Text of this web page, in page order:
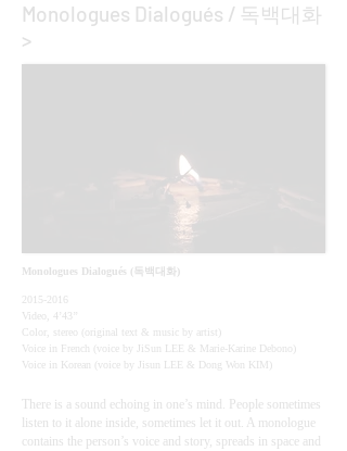
Monologues Dialogués / 독백대화
>
Monologues Dialogués (독백대화)
2015-2016
Video, 4’43’’
Color, stereo (original text & music by artist)
Voice in French (voice by JiSun LEE & Marie-Karine Debono)
Voice in Korean (voice by Jisun LEE & Dong Won KIM)
There is a sound echoing in one’s mind. People sometimes
listen to it alone inside, sometimes let it out. A monologue
contains the person’s voice and story, spreads in space and